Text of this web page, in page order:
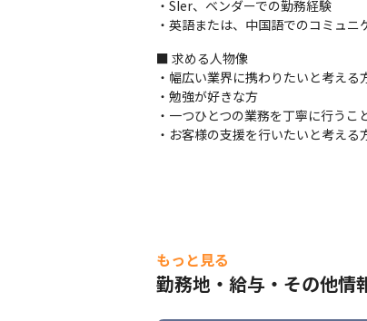
・SIer、ベンダーでの勤務経験
・英語または、中国語でのコミュニ
■ 求める人物像
・幅広い業界に携わりたいと考える
・勉強が好きな方
・一つひとつの業務を丁寧に行うこ
・お客様の支援を行いたいと考える
もっと見る
勤務地・給与・その他情